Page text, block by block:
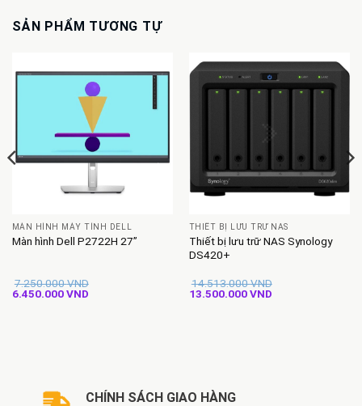
SẢN PHẨM TƯƠNG TỰ
MÀN HÌNH MÁY TÍNH DELL
Màn hình Dell P2722H 27”
7.250.000VND
Giá
6.450.000VNDGiá
THIẾT BỊ LƯU TRỮ NAS
Thiết bị lưu trữ NAS Synology
DS420+
14.513.000VND
Giá
13.500.000VNDGiá
CHÍNH SÁCH GIAO HÀNG